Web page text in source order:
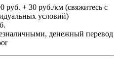
+ 30 руб./км (свяжитесь с
условий)
денежный перевод